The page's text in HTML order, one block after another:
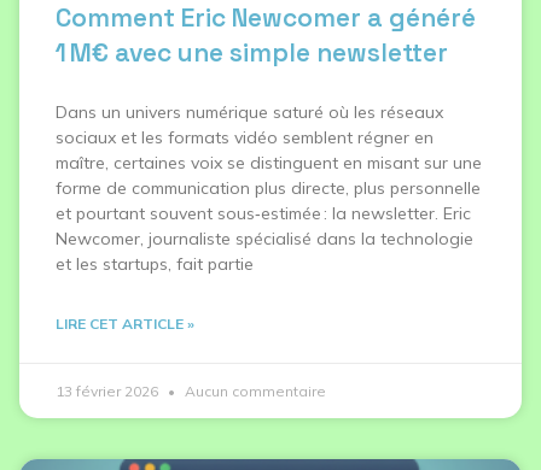
Comment Eric Newcomer a généré
1 M€ avec une simple newsletter
Dans un univers numérique saturé où les réseaux
sociaux et les formats vidéo semblent régner en
maître, certaines voix se distinguent en misant sur une
forme de communication plus directe, plus personnelle
et pourtant souvent sous‑estimée : la newsletter. Eric
Newcomer, journaliste spécialisé dans la technologie
et les startups, fait partie
LIRE CET ARTICLE »
13 février 2026 Aucun commentaire